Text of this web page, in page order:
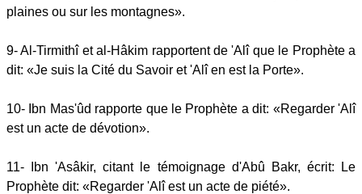
plaines ou sur les montagnes».
9- Al-Tirmithî et al-Hâkim rapportent de 'Alî que le Prophète a
dit: «Je suis la Cité du Savoir et 'Alî en est la Porte».
10- Ibn Mas'ûd rapporte que le Prophète a dit: «Regarder 'Alî
est un acte de dévotion».
11- Ibn 'Asâkir, citant le témoignage d'Abû Bakr, écrit: Le
Prophète dit: «Regarder 'Alî est un acte de piété».